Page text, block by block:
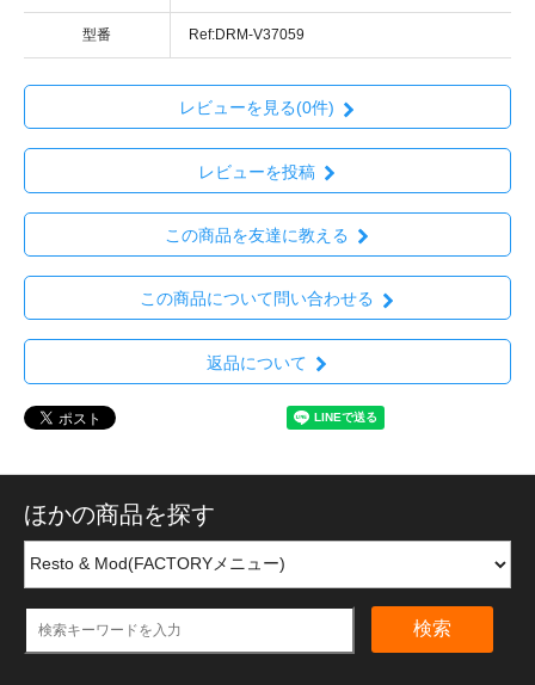
型番 Ref:DRM-V37059
レビューを見る(0件)
レビューを投稿
この商品を友達に教える
この商品について問い合わせる
返品について
ほかの商品を探す
検索